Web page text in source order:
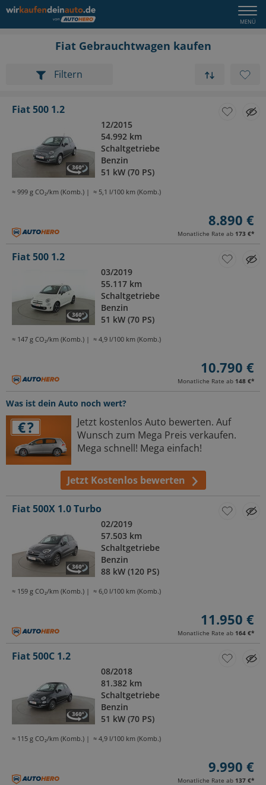
Fiat Gebrauchtwagen kaufen
Filtern
Fiat 500 1.2
12/2015
54.992 km
Schaltgetriebe
Benzin
51 kW (70 PS)
≈ 999 g CO₂/km (Komb.) ≈ 5,1 l/100 km (Komb.)
8.890 €
Monatliche Rate ab 173 €*
Fiat 500 1.2
03/2019
55.117 km
Schaltgetriebe
Benzin
51 kW (70 PS)
≈ 147 g CO₂/km (Komb.) ≈ 4,9 l/100 km (Komb.)
10.790 €
Monatliche Rate ab 148 €*
Was ist dein Auto noch wert?
Jetzt kostenlos Auto bewerten. Auf
Wunsch zum Mega Preis verkaufen.
Mega schnell! Mega einfach!
Jetzt Kostenlos bewerten
Fiat 500X 1.0 Turbo
02/2019
57.503 km
Schaltgetriebe
Benzin
88 kW (120 PS)
≈ 159 g CO₂/km (Komb.) ≈ 6,0 l/100 km (Komb.)
11.950 €
Monatliche Rate ab 164 €*
Fiat 500C 1.2
08/2018
81.382 km
Schaltgetriebe
Benzin
51 kW (70 PS)
≈ 115 g CO₂/km (Komb.) ≈ 4,9 l/100 km (Komb.)
9.990 €
Monatliche Rate ab 137 €*